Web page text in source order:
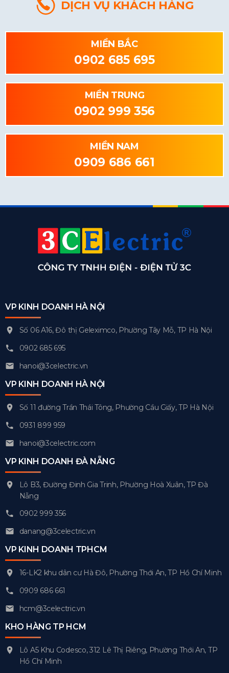
DỊCH VỤ KHÁCH HÀNG
MIỀN BẮC
0902 685 695
MIỀN TRUNG
0902 999 356
MIỀN NAM
0909 686 661
VP KINH DOANH HÀ NỘI
Số 06 A16, Đô thị Geleximco, Phường Tây Mỗ, TP Hà Nội
0902 685 695
hanoi@3celectric.vn
VP KINH DOANH HÀ NỘI
Số 11 đường Trần Thái Tông, Phường Cầu Giấy, TP Hà Nội
0931 899 959
hanoi@3celectric.com
VP KINH DOANH ĐÀ NẴNG
Lô B3, Đường Đinh Gia Trinh, Phường Hoà Xuân, TP Đà
Nẵng
0902 999 356
danang@3celectric.vn
VP KINH DOANH TPHCM
16-LK2 khu dân cư Hà Đô, Phường Thới An, TP Hồ Chí Minh
0909 686 661
hcm@3celectric.vn
KHO HÀNG TP HCM
Lô A5 Khu Codesco, 312 Lê Thị Riêng, Phường Thới An, TP
Hồ Chí Minh